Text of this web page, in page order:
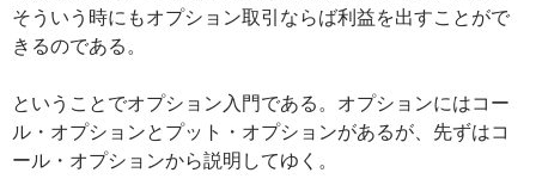
そういう時にもオプション取引ならば利益を出すことがで
きるのである。
ということでオプション入門である。オプションにはコー
ル・オプションとプット・オプションがあるが、先ずはコ
ール・オプションから説明してゆく。